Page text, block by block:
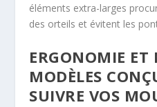
éléments extra-larges
des orteils et évitent les
ERGONOMIE
MODÈLES
SUIVRE VOS